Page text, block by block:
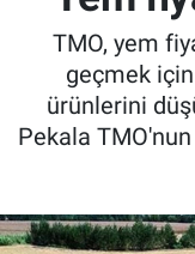
TMO, yem
geçmek
ürünlerini
Pekala
Tarım Kredi
Pankobirlik
Haber Arşivi